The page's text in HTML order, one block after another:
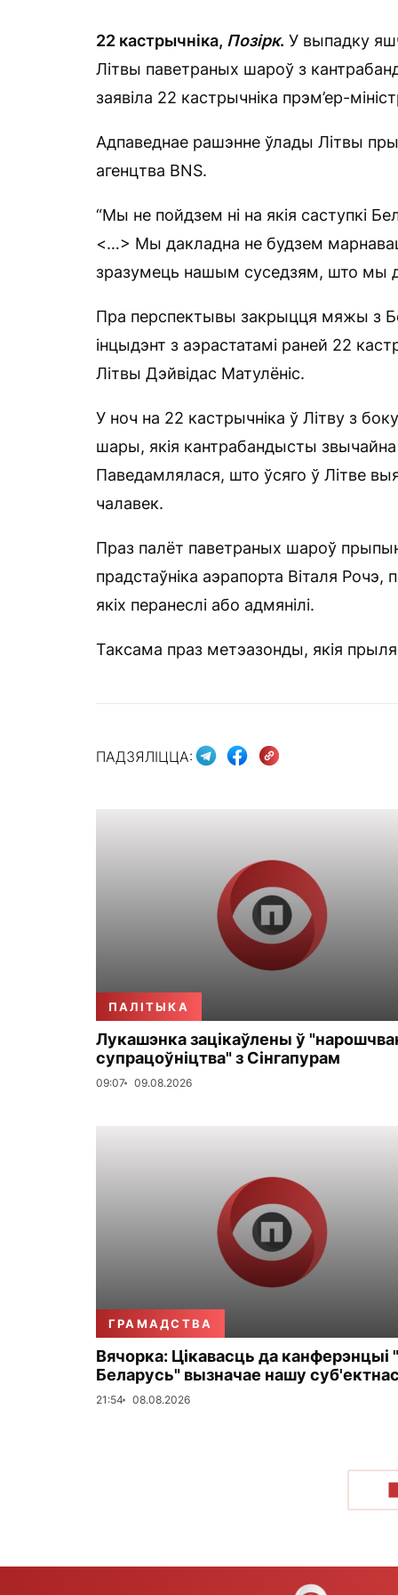
22 кастрычніка, Позірк. У выпадку
Літвы паветраных шароў з
заявіла 22 кастрычніка прэм’ер-
Адпаведнае рашэнне ўлады Літвы
агенцтва BNS.
“Мы не пойдзем ні на якія саступкі
<…> Мы дакладна не будзем
зразумець нашым суседзям, што мы
Пра перспектывы закрыцця мяжы з
інцыдэнт з аэрастатамі раней 22
Літвы Дэйвідас Матулёніс.
У ноч на 22 кастрычніка ў Літву з
шары, якія кантрабандысты
Паведамлялася, што ўсяго ў Літве
чалавек.
Праз палёт паветраных шароў
прадстаўніка аэрапорта Віталя
якіх перанеслі або адмянілі.
Таксама праз метэазонды, якія
ПАДЗЯЛІЦЦА:
ПАЛІТЫКА
Лукашэнка зацікаўлены ў
супрацоўніцтва" з Сінгапурам
09:07 09.08.2026
ГРАМАДСТВА
Вячорка: Цікавасць да канферэнцыі
Беларусь" вызначае нашу
21:54 08.08.2026